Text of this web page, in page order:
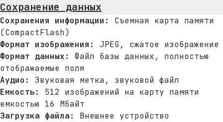
Сохранение данных
Сохранения информации: Съемная карта памяти
(CompactFlash)
Формат изображения: JPEG, сжатое изображение
Формат данных: Файл базы данных, полностью
отображаемые поля
Аудио: Звуковая метка, звуковой файл
Емкость: 512 изображений на карту памяти
емкостью 16 Мбайт
Загрузка файла: Внешнее устройство
Москва, 2-я Синичкина
улица, д. 9А, стр.9
mail@panatest.ru
+7 (495) 120-03-32
Почта
Телефон